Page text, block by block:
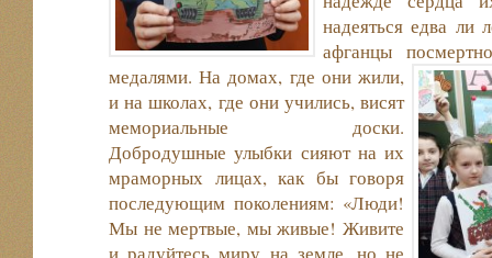
надеяться едва ли
афганцы
медалями. На домах, где они жили,
и на школах, где они учились, висят
мемориальные доски.
Добродушные улыбки сияют на их
мраморных лицах, как бы говоря
последующим поколениям: «Люди!
Мы не мертвые, мы живые! Живите
и радуйтесь миру на земле, но не